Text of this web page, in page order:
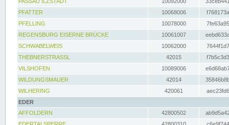
PFATTER
10068006
PFELLING
10078000
REGENSBURG EISERNE BRÜCKE
10061007
SCHWABELWEIS
10062000
THEBNERSTRASSL
42015
VILSHOFEN
10089006
WILDUNGSMAUER
42014
WILHERING
420061
EDER
AFFOLDERN
42800502